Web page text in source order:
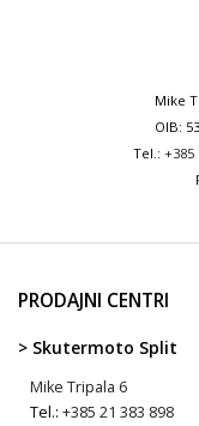
Mike
OIB:
Tel.: +385
PRODAJNI CENTRI
> Skutermoto Split
Mike Tripala 6
Tel.: +385 21 383 898